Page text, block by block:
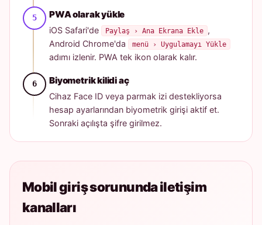
PWA olarak yükle
iOS Safari'de Paylaş › Ana Ekrana Ekle ,
Android Chrome'da
menü › Uygulamayı Yükle
adımı izlenir. PWA tek ikon olarak kalır.
Biyometrik kilidi aç
Cihaz Face ID veya parmak izi destekliyorsa
hesap ayarlarından biyometrik girişi aktif et.
Sonraki açılışta şifre girilmez.
Mobil giriş sorununda iletişim
kanalları